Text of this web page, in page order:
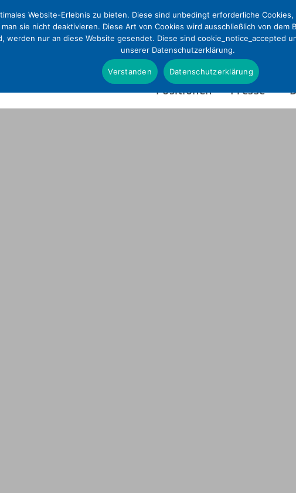
Positionen Presse
Website-Erlebnis zu bieten. Diese sind unbedingt erforderliche
sie nicht deaktivieren. Diese Art von Cookies wird ausschließlich von
werden nur an diese Website gesendet. Diese sind cookie_notice_accepted
unserer Datenschutzerklärung.
Verstanden Datenschutzerklärung